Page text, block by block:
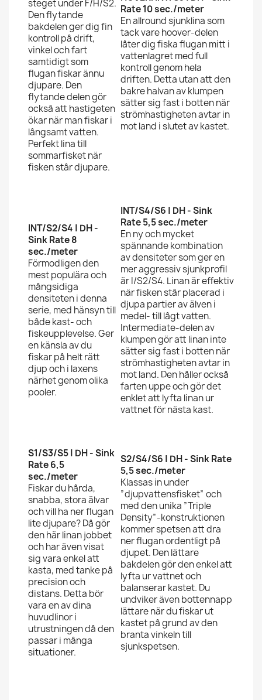
steget under F/H/S2.
Den flytande
bakdelen ger dig fin
kontroll på drift,
vinkel och fart
samtidigt som
flugan fiskar ännu
djupare. Den
flytande delen gör
också att hastigeten
ökar när man fiskar i
långsamt vatten.
Perfekt lina till
sommarfisket när
fisken står djupare.
Rate 10 sec./meter
En allround sjunklina som
tack vare hoover-delen
låter dig fiska flugan mitt i
vattenlagret med full
kontroll genom hela
driften. Detta utan att den
bakre halvan av klumpen
sätter sig fast i botten när
strömhastigheten avtar in
mot land i slutet av kastet.
INT/S2/S4 | DH -
Sink Rate 8
sec./meter
Förmodligen den
mest populära och
mångsidiga
densiteten i denna
serie, med hänsyn till
både kast- och
fiskeupplevelse. Ger
en känsla av du
fiskar på helt rätt
djup och i laxens
närhet genom olika
pooler.
INT/S4/S6 | DH - Sink
Rate 5,5 sec./meter
En ny och mycket
spännande kombination
av densiteter som ger en
mer aggressiv sjunkprofil
är I/S2/S4. Linan är effektiv
när fisken står placerad i
djupa partier av älven i
medel- till lågt vatten.
Intermediate-delen av
klumpen gör att linan inte
sätter sig fast i botten när
strömhastigheten avtar in
mot land. Den håller också
farten uppe och gör det
enklet att lyfta linan ur
vattnet för nästa kast.
S1/S3/S5 | DH - Sink
Rate 6,5
sec./meter
Fiskar du hårda,
snabba, stora älvar
och vill ha ner flugan
lite djupare? Då gör
den här linan jobbet
och har även visat
sig vara enkel att
kasta, med tanke på
precision och
distans. Detta bör
vara en av dina
huvudlinor i
utrustningen då den
passar i många
situationer.
S2/S4/S6 | DH - Sink Rate
5,5 sec./meter
Klassas in under
”djupvattensfisket” och
med den unika ”Triple
Density”-konstruktionen
kommer spetsen att dra
ner flugan ordentligt på
djupet. Den lättare
bakdelen gör den enkel att
lyfta ur vattnet och
balanserar kastet. Du
undviker även bottennapp
lättare när du fiskar ut
kastet på grund av den
branta vinkeln till
sjunkspetsen.